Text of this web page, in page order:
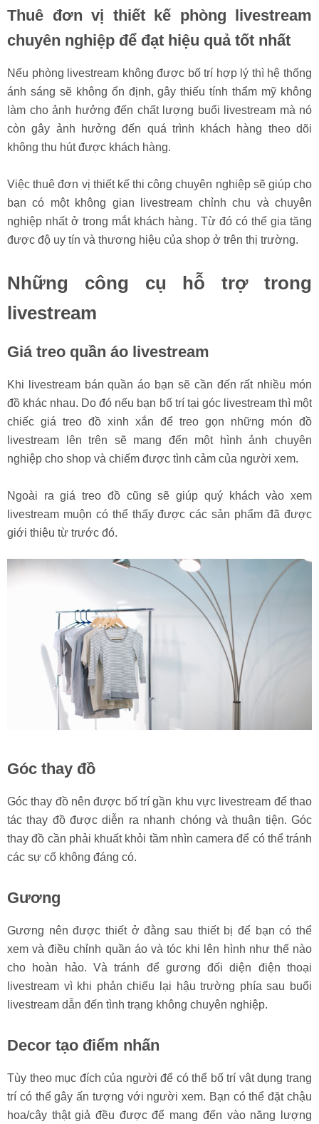
Thuê đơn vị thiết kế phòng livestream
chuyên nghiệp để đạt hiệu quả tốt nhất
Nếu phòng livestream không được bố trí hợp lý thì hệ thống
ánh sáng sẽ không ổn định, gây thiếu tính thẩm mỹ không
làm cho ảnh hưởng đến chất lượng buổi livestream mà nó
còn gây ảnh hưởng đến quá trình khách hàng theo dõi
không thu hút được khách hàng.
Việc thuê đơn vị thiết kế thi công chuyên nghiệp sẽ giúp cho
bạn có một không gian livestream chỉnh chu và chuyên
nghiệp nhất ở trong mắt khách hàng. Từ đó có thể gia tăng
được độ uy tín và thương hiệu của shop ở trên thị trường.
Những công cụ hỗ trợ trong
livestream
Giá treo quần áo livestream
Khi livestream bán quần áo bạn sẽ cần đến rất nhiều món
đồ khác nhau. Do đó nếu bạn bố trí tại góc livestream thì một
chiếc giá treo đồ xinh xắn để treo gọn những món đồ
livestream lên trên sẽ mang đến một hình ảnh chuyên
nghiệp cho shop và chiếm được tình cảm của người xem.
Ngoài ra giá treo đồ cũng sẽ giúp quý khách vào xem
livestream muộn có thể thấy được các sản phẩm đã được
giới thiệu từ trước đó.
Góc thay đồ
Góc thay đồ nên được bố trí gần khu vực livestream để thao
tác thay đồ được diễn ra nhanh chóng và thuận tiện. Góc
thay đồ cần phải khuất khỏi tầm nhìn camera để có thể tránh
các sự cố không đáng có.
Gương
Gương nên được thiết ở đằng sau thiết bị để bạn có thể
xem và điều chỉnh quần áo và tóc khi lên hình như thế nào
cho hoàn hảo. Và tránh để gương đối diện điện thoại
livestream vì khi phản chiếu lại hậu trường phía sau buổi
livestream dẫn đến tình trạng không chuyên nghiệp.
Decor tạo điểm nhấn
Tùy theo mục đích của người để có thể bố trí vật dụng trang
trí có thể gây ấn tượng với người xem. Bạn có thể đặt chậu
hoa/cây thật giả đều được để mang đến vào năng lượng